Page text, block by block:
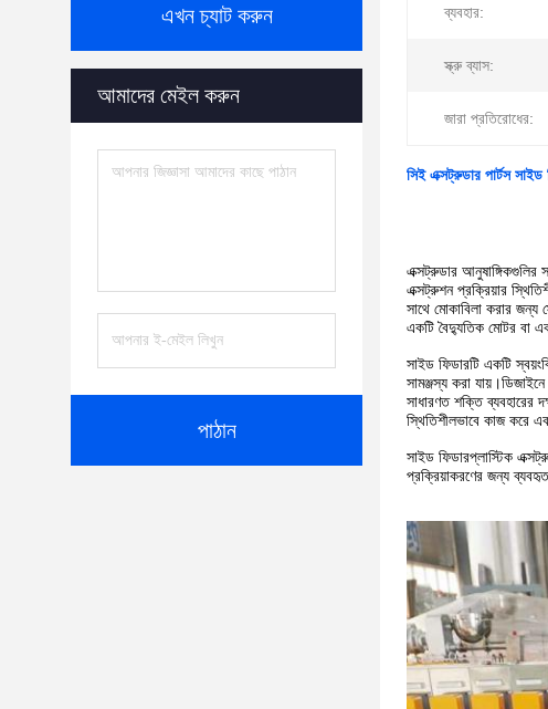
এখন চ্যাট করুন
আমাদের মেইল করুন
পাঠান
ব্যবহার:
স্ক্রু ব্যাস:
জারা প্রতিরোধের:
সিই এক্সট্রুডার পার্টস
এক্সট্রুডার আনুষাঙ্গিকগুলির
এক্সট্রুশন প্রক্রিয়ার
সাথে মোকাবিলা করার জন্য
একটি বৈদ্যুতিক মোটর বা
সাইড ফিডারটি একটি
সামঞ্জস্য করা
সাধারণত শক্তি ব্যবহারের
স্থিতিশীলভাবে কাজ করে
সাইড ফিডারপ্লাস্টিক
প্রক্রিয়াকরণের জন্য